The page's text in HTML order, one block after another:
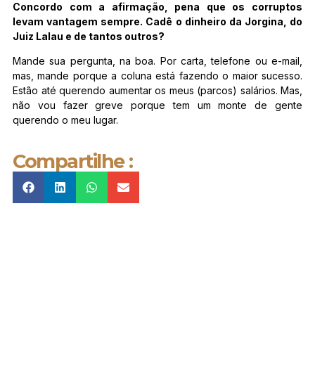
Concordo com a afirmação, pena que os corruptos
levam vantagem sempre. Cadê o dinheiro da Jorgina, do
Juiz Lalau e de tantos outros?
Mande sua pergunta, na boa. Por carta, telefone ou e-mail,
mas, mande porque a coluna está fazendo o maior sucesso.
Estão até querendo aumentar os meus (parcos) salários. Mas,
não vou fazer greve porque tem um monte de gente
querendo o meu lugar.
Compartilhe :